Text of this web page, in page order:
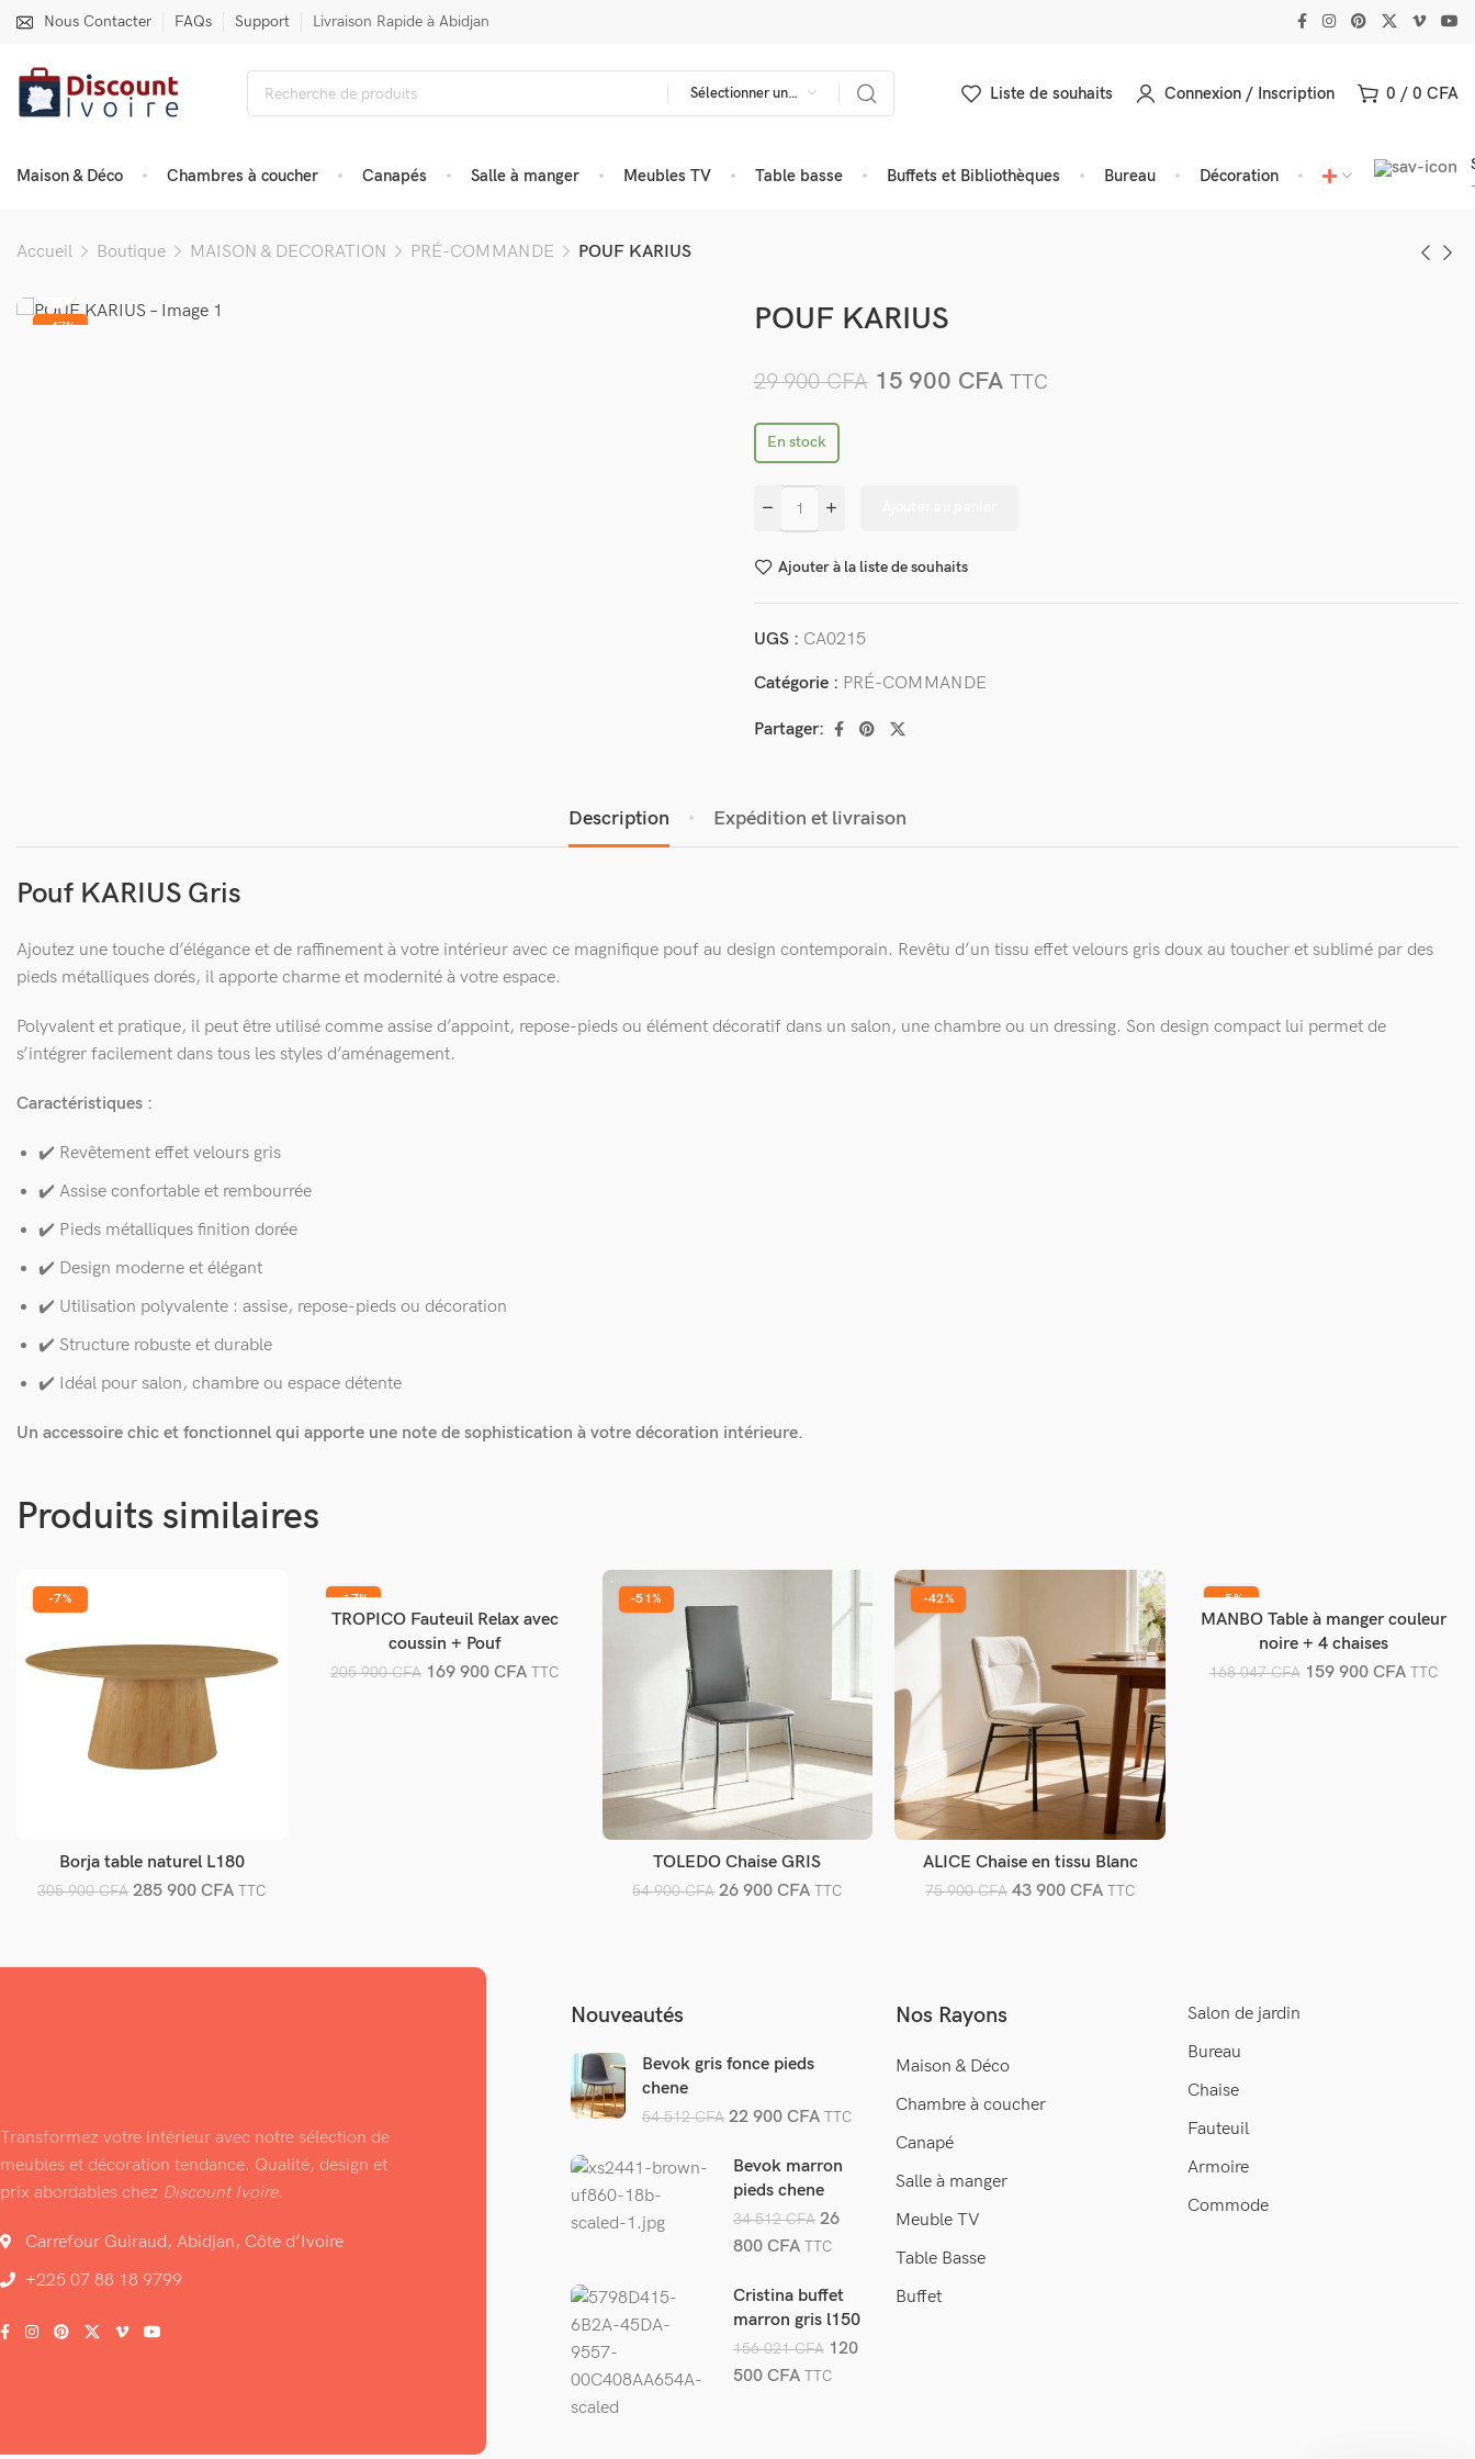
Nous Contacter FAQs Support Livraison Rapide à Abidjan
Sélectionner une catégorie Liste de souhaits Connexion / Inscription 0 / 0 CFA
Maison & Déco Chambres à coucher Canapés Salle à manger Meubles TV Table basse Buffets et Bibliothèques Bureau Décoration
Accueil Boutique MAISON & DECORATION PRÉ-COMMANDE POUF KARIUS
-47% POUF KARIUS
29 900CFA 15 900 CFA TTC
En stock
Ajouter à la liste de souhaits
UGS : CA0215
Catégorie : PRÉ-COMMANDE
Partager:
Description Expédition et livraison
Pouf KARIUS Gris
Ajoutez une touche d’élégance et de raffinement à votre intérieur avec ce magnifique pouf au design contemporain. Revêtu d’un tissu effet velours gris doux au toucher et sublimé par des
pieds métalliques dorés, il apporte charme et modernité à votre espace.
Polyvalent et pratique, il peut être utilisé comme assise d’appoint, repose-pieds ou élément décoratif dans un salon, une chambre ou un dressing. Son design compact lui permet de
s’intégrer facilement dans tous les styles d’aménagement.
Caractéristiques :
✔️ Revêtement effet velours gris
✔️ Assise confortable et rembourrée
✔️ Pieds métalliques finition dorée
✔️ Design moderne et élégant
✔️ Utilisation polyvalente : assise, repose-pieds ou décoration
✔️ Structure robuste et durable
✔️ Idéal pour salon, chambre ou espace détente
Un accessoire chic et fonctionnel qui apporte une note de sophistication à votre décoration intérieure.
Produits similaires
-7%
Ajouter au panier
Borja table naturel L180
305 900CFA 285 900CFA TTC
-17%
Ajouter au panier
TROPICO Fauteuil Relax avec
coussin + Pouf
205 900CFA 169 900CFA TTC
-51%
Ajouter au panier
TOLEDO Chaise GRIS
54 900CFA 26 900CFA TTC
-42%
Ajouter au panier
ALICE Chaise en tissu Blanc
75 900CFA 43 900CFA TTC
-5%
Ajouter au panier
MANBO Table à manger couleur
noire + 4 chaises
168 047CFA 159 900 CFA TTC
Transformez votre intérieur avec notre sélection de
meubles et décoration tendance. Qualité, design et
prix abordables chez Discount Ivoire.
Carrefour Guiraud, Abidjan, Côte d’Ivoire
+225 07 88 18 9799
Nouveautés
Bevok gris fonce pieds
chene
54 512CFA 22 900CFA TTC
Bevok marron
pieds chene
34 512CFA 26
800 CFA TTC
Cristina buffet
marron gris l150
cm
156 021CFA 120
500 CFA TTC
Nos Rayons
Maison & Déco
Chambre à coucher
Canapé
Salle à manger
Meuble TV
Table Basse
Buffet
Salon de jardin
Bureau
Chaise
Fauteuil
Armoire
Commode